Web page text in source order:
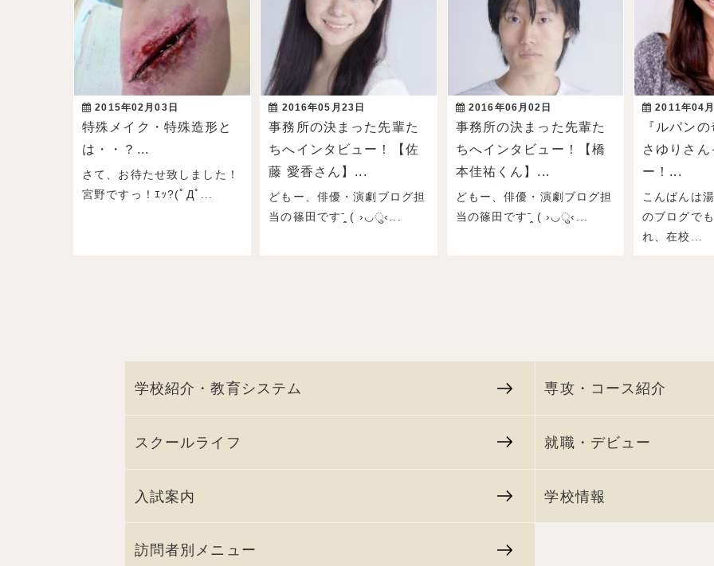
2015年02月03日
特殊メイク・特殊造形と
は・・？...
さて、お待たせ致しました！
宮野ですっ！ｴｯ?(ﾟДﾟ...
2016年05月23日
事務所の決まった先輩た
ちへインタビュー！【佐
藤 愛香さん】...
どもー、俳優・演劇ブログ担
当の篠田ですˉ̞̭ ( ›◡ु‹...
2016年06月02日
事務所の決まった先輩た
ちへインタビュー！【橋
本佳祐くん】...
どもー、俳優・演劇ブログ担
当の篠田ですˉ̞̭ ( ›◡ु‹...
2011年04
『ルパン
さゆりさん
ー！...
こんばんは
のブログで
れ、在校...
学校紹介・教育システム 専攻・コース紹介
スクールライフ 就職・デビュー
入試案内 学校情報
訪問者別メニュー